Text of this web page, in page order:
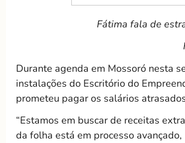
Fátima fala de
Durante agenda em Mossoró nesta
instalações do Escritório do
prometeu pagar os salários
“Estamos em buscar de receitas
da folha está em processo